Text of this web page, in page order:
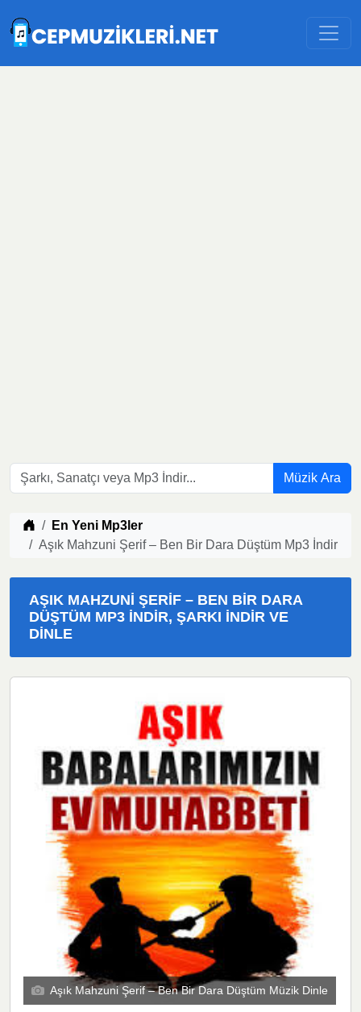
Müzik Ara
Müzik indir
En Yeni Mp3ler
Aşık Mahzuni Şerif – Ben Bir Dara Düştüm Mp3 İndir
AŞIK MAHZUNI ŞERIF – BEN BIR DARA
DÜŞTÜM MP3 İNDIR, ŞARKI İNDIR VE
DINLE
Aşık Mahzuni Şerif – Ben Bir Dara Düştüm Müzik Dinle